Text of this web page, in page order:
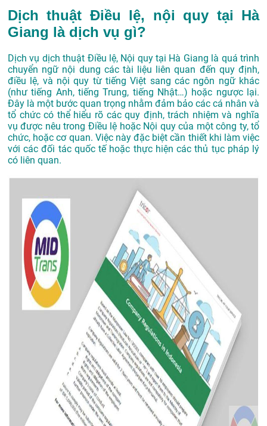
Dịch thuật Điều lệ, nội quy tại Hà
Giang là dịch vụ gì?
Dịch vụ dịch thuật Điều lệ, Nội quy tại Hà Giang là quá trình
chuyển ngữ nội dung các tài liệu liên quan đến quy định,
điều lệ, và nội quy từ tiếng Việt sang các ngôn ngữ khác
(như tiếng Anh, tiếng Trung, tiếng Nhật…) hoặc ngược lại.
Đây là một bước quan trọng nhằm đảm bảo các cá nhân và
tổ chức có thể hiểu rõ các quy định, trách nhiệm và nghĩa
vụ được nêu trong Điều lệ hoặc Nội quy của một công ty, tổ
chức, hoặc cơ quan. Việc này đặc biệt cần thiết khi làm việc
với các đối tác quốc tế hoặc thực hiện các thủ tục pháp lý
có liên quan.